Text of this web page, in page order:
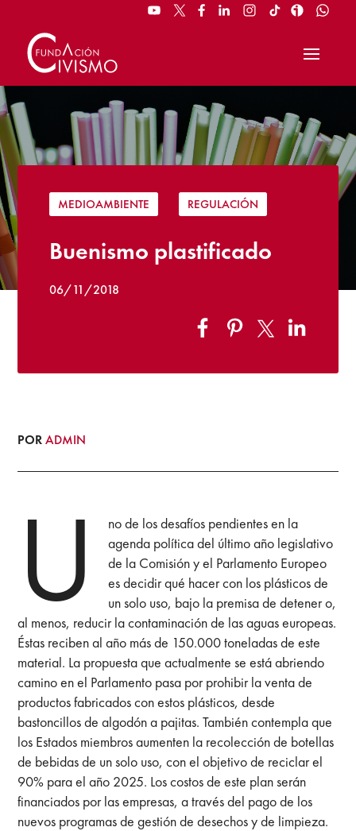
MEDIOAMBIENTE REGULACIÓN
Buenismo plastificado
06/11/2018
PORADMIN
U
no de los desafíos pendientes en la
agenda política del último año legislativo
de la Comisión y el Parlamento Europeo
es decidir qué hacer con los plásticos de
un solo uso, bajo la premisa de detener o,
al menos, reducir la contaminación de las aguas europeas.
Éstas reciben al año más de 150.000 toneladas de este
material. La propuesta que actualmente se está abriendo
camino en el Parlamento pasa por prohibir la venta de
productos fabricados con estos plásticos, desde
bastoncillos de algodón a pajitas. También contempla que
los Estados miembros aumenten la recolección de botellas
de bebidas de un solo uso, con el objetivo de reciclar el
90% para el año 2025. Los costos de este plan serán
financiados por las empresas, a través del pago de los
nuevos programas de gestión de desechos y de limpieza.